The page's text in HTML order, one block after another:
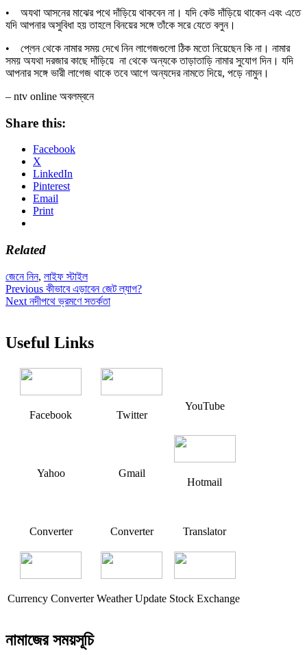
• অযথা আসনের মাঝের পথে দাঁড়িয়ে থাকবেন না। যদি কেউ দাঁড়িয়ে থাকেন এবং এতে
যদি আপনার অসুবিধা হয় তাহলে বিনয়ের সঙ্গে তাঁকে সরে যেতে বলুন।
• প্লেন থেকে নামার সময় দেখে নিন লাগেজগুলো ঠিক মতো নিয়েছেন কি না। নামার
সময় অযথা দরজার কাছে দাঁড়িয়ে না থেকে অন্যকে তাড়াতাড়ি নামার সুযোগ দিন। যদি
আপনার সঙ্গে ভারী লাগেজ থাকে তবে আগে অন্যদের নামতে দিয়ে, পড়ে নামুন।
– ntv online অবলম্বনে
Share this:
Facebook
X
LinkedIn
Pinterest
Email
Print
Related
জেনে নিন, লাইফ স্টাইল
Post
navigation
Previous Previous
post:
কীভাবে এড়াবেন জেট ল্যাগ?
Next Next
নদীপথে ভ্রমণে সতর্কতা
Useful Links
Facebook Twitter
YouTube
Yahoo Gmail
Hotmail
Converter Converter Translator
Currency Converter Weather Update Stock Exchange
নামাজের সময়সূচি